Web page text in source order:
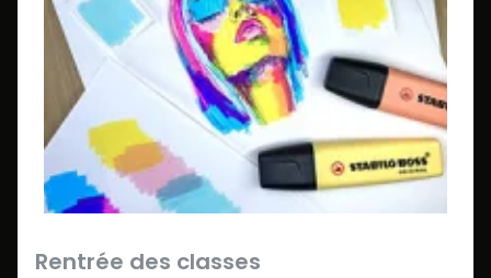
Rentrée des classes